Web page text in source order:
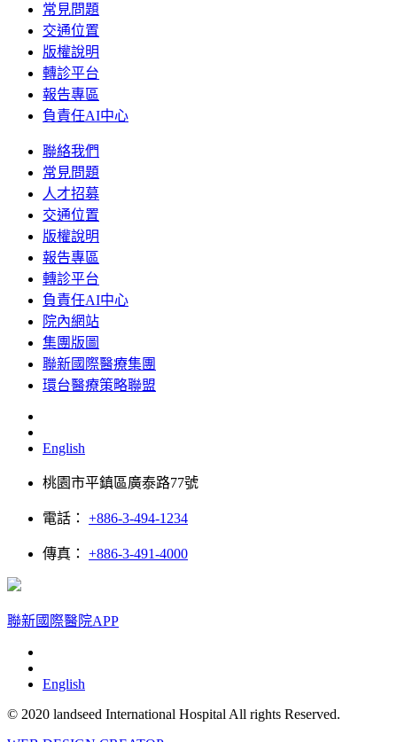
常見問題
交通位置
版權說明
轉診平台
報告專區
負責任AI中心
聯絡我們
常見問題
人才招募
交通位置
版權說明
報告專區
轉診平台
負責任AI中心
院內網站
集團版圖
聯新國際醫療集團
環台醫療策略聯盟
English
桃園市平鎮區廣泰路77號
電話： +886-3-494-1234
傳真： +886-3-491-4000
聯新國際醫院APP
English
© 2020 landseed International Hospital All rights Reserved.